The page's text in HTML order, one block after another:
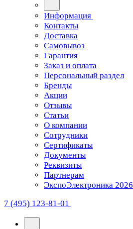
Информация
Контакты
Доставка
Самовывоз
Гарантия
Заказ и оплата
Персональный раздел
Бренды
Акции
Отзывы
Статьи
О компании
Сотрудники
Сертификаты
Документы
Реквизиты
Партнерам
ЭкспоЭлектроника 2026
7 (495) 123-81-01